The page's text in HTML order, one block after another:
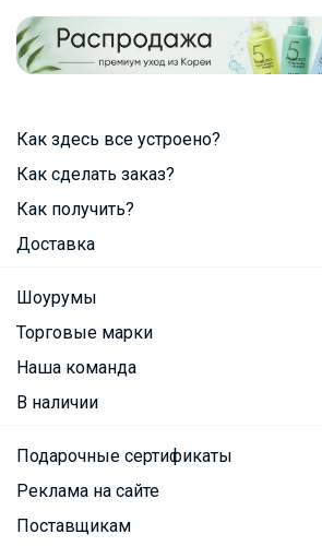
Как здесь все устроено?
Как сделать заказ?
Как получить?
Доставка
Шоурумы
Торговые марки
Наша команда
В наличии
Подарочные сертификаты
Реклама на сайте
Поставщикам